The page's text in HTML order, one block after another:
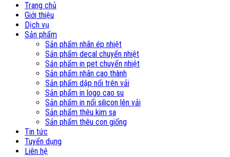
Trang chủ
Giới thiệu
Dịch vụ
Sản phẩm
Sản phẩm nhãn ép nhiệt
Sản phẩm decal chuyển nhiệt
Sản phẩm in pet chuyển nhiệt
Sản phẩm nhãn cao thành
Sản phẩm dập nổi trên vải
Sản phẩm in logo cao su
Sản phẩm in nổi silicon lên vải
Sản phẩm thêu kim sa
Sản phẩm thêu con giống
Tin tức
Tuyển dụng
Liên hệ